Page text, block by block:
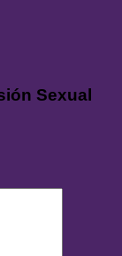
Sexual